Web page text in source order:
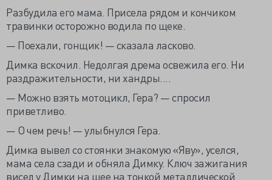
Разбудила его мама. Присела рядом и кончиком
травинки осторожно водила по щеке.
— Поехали, гонщик! — сказала ласково.
Димка вскочил. Недолгая дрема освежила его. Ни
раздражительности, ни хандры....
— Можно взять мотоцикл, Гера? — спросил
приветливо.
— О чем речь! — улыбнулся Гера.
Димка вывел со стоянки знакомую «Яву», уселся,
мама села сзади и обняла Димку. Ключ зажигания
висел у Димки на шее на тонкой металлической